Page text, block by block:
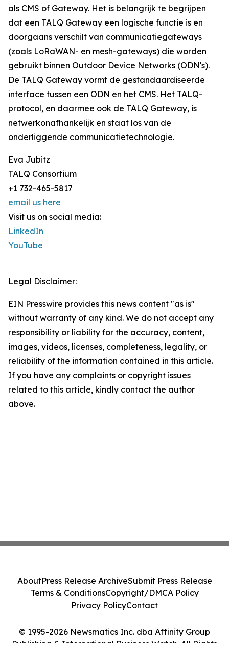
als CMS of Gateway. Het is belangrijk te begrijpen
dat een TALQ Gateway een logische functie is en
doorgaans verschilt van communicatiegateways
(zoals LoRaWAN- en mesh-gateways) die worden
gebruikt binnen Outdoor Device Networks (ODN's).
De TALQ Gateway vormt de gestandaardiseerde
interface tussen een ODN en het CMS. Het TALQ-
protocol, en daarmee ook de TALQ Gateway, is
netwerkonafhankelijk en staat los van de
onderliggende communicatietechnologie.
Eva Jubitz
TALQ Consortium
+1 732-465-5817
email us here
Visit us on social media:
LinkedIn
YouTube
Legal Disclaimer:
EIN Presswire provides this news content "as is"
without warranty of any kind. We do not accept any
responsibility or liability for the accuracy, content,
images, videos, licenses, completeness, legality, or
reliability of the information contained in this article.
If you have any complaints or copyright issues
related to this article, kindly contact the author
above.
© 1995-2026 Newsmatics Inc. dba Affinity Group
Publishing & International Business Watch. All Rights
AboutPress Release ArchiveSubmit Press Release
Terms & ConditionsCopyright/DMCA Policy
Privacy PolicyContact